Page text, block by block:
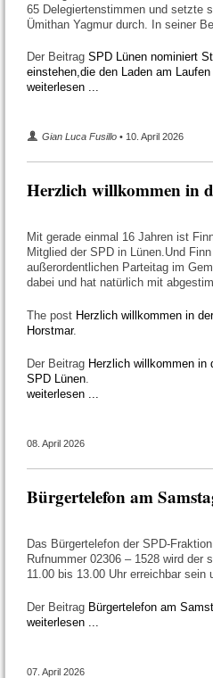
65 Delegiertenstimmen und setzte
Ümithan Yagmur durch. In seiner
Der Beitrag SPD Lünen nominiert
einstehen,die den Laden am Laufen
weiterlesen ...
Gian Luca Fusillo • 10. April 2026
Herzlich willkommen in
Mit gerade einmal 16 Jahren ist
Mitglied der SPD in Lünen.Und
außerordentlichen Parteitag im
dabei und hat natürlich mit
The post Herzlich willkommen in
Horstmar.
Der Beitrag Herzlich willkommen in
SPD Lünen.
weiterlesen ...
08. April 2026
Bürgertelefon am
Das Bürgertelefon der SPD-
Rufnummer 02306 – 1528 wird
11.00 bis 13.00 Uhr erreichbar
Der Beitrag Bürgertelefon am
weiterlesen ...
07. April 2026